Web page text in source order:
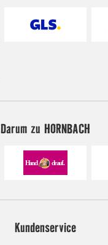
Darum zu HORNBACH
Kundenservice